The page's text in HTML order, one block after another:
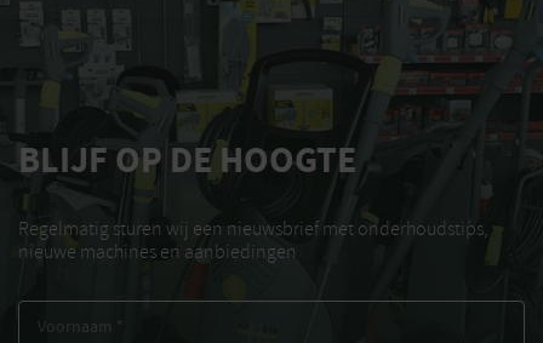
BLIJF OP DE HOOGTE
Regelmatig sturen wij een nieuwsbrief met onderhoudstips,
nieuwe machines en aanbiedingen